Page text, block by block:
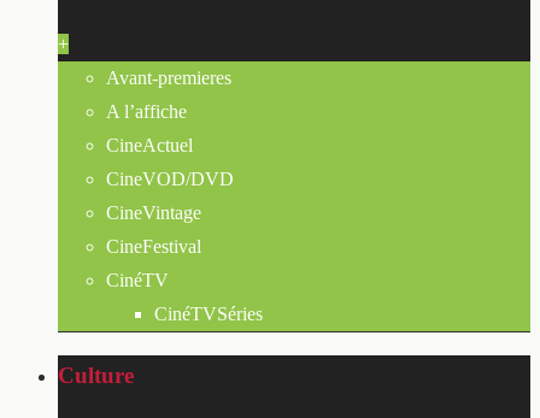
+
Avant-premieres
A l’affiche
CineActuel
CineVOD/DVD
CineVintage
CineFestival
CinéTV
CinéTVSéries
Culture